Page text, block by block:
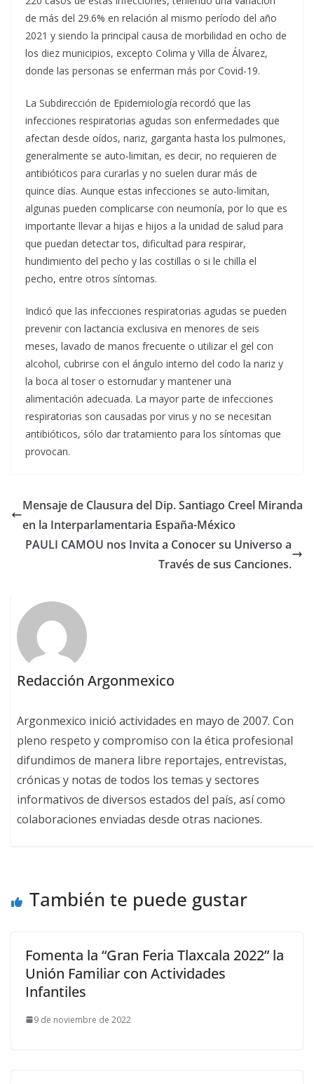
de más del 29.6% en relación al mismo período del año
2021 y siendo la principal causa de morbilidad en ocho de
los diez municipios, excepto Colima y Villa de Álvarez,
donde las personas se enferman más por Covid-19.
La Subdirección de Epidemiología recordó que las
infecciones respiratorias agudas son enfermedades que
afectan desde oídos, nariz, garganta hasta los pulmones,
generalmente se auto-limitan, es decir, no requieren de
antibióticos para curarlas y no suelen durar más de
quince días. Aunque estas infecciones se auto-limitan,
algunas pueden complicarse con neumonía, por lo que es
importante llevar a hijas e hijos a la unidad de salud para
que puedan detectar tos, dificultad para respirar,
hundimiento del pecho y las costillas o si le chilla el
pecho, entre otros síntomas.
Indicó que las infecciones respiratorias agudas se pueden
prevenir con lactancia exclusiva en menores de seis
meses, lavado de manos frecuente o utilizar el gel con
alcohol, cubrirse con el ángulo interno del codo la nariz y
la boca al toser o estornudar y mantener una
alimentación adecuada. La mayor parte de infecciones
respiratorias son causadas por virus y no se necesitan
antibióticos, sólo dar tratamiento para los síntomas que
provocan.
Mensaje de Clausura del Dip. Santiago Creel Miranda
en la Interparlamentaria España-México
PAULI CAMOU nos Invita a Conocer su Universo a
Través de sus Canciones.
Redacción Argonmexico
Argonmexico inició actividades en mayo de 2007. Con
pleno respeto y compromiso con la ética profesional
difundimos de manera libre reportajes, entrevistas,
crónicas y notas de todos los temas y sectores
informativos de diversos estados del país, así como
colaboraciones enviadas desde otras naciones.
También te puede gustar
Fomenta la “Gran Feria Tlaxcala 2022” la
Unión Familiar con Actividades
Infantiles
9 de noviembre de 2022